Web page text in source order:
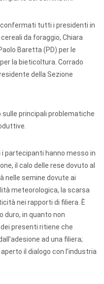
tutti i presidenti in
da foraggio, Chiara
Baretta (PD) per le
la bieticoltura. Corrado
della Sezione
sulle principali problematiche
partecipanti hanno messo in
il calo delle rese dovuto al
nelle semine dovute ai
meteorologica, la scarsa
nei rapporti di filiera. È
duro, in quanto non
presenti ritiene che
ad una filiera;
il dialogo con l’industria